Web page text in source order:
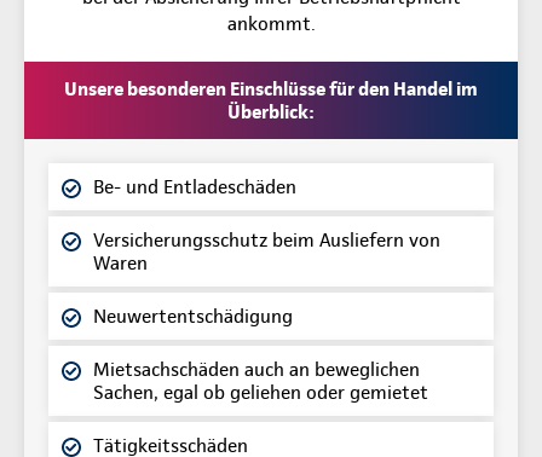
ankommt.
Unsere besonderen Einschlüsse für den Handel im
Überblick:
Be- und Entladeschäden
Versicherungsschutz beim Ausliefern von
Waren
Neuwertentschädigung
Mietsachschäden auch an beweglichen
Sachen, egal ob geliehen oder gemietet
Tätigkeitsschäden